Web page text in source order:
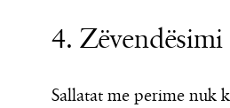
4.
Sallatat me perime nuk